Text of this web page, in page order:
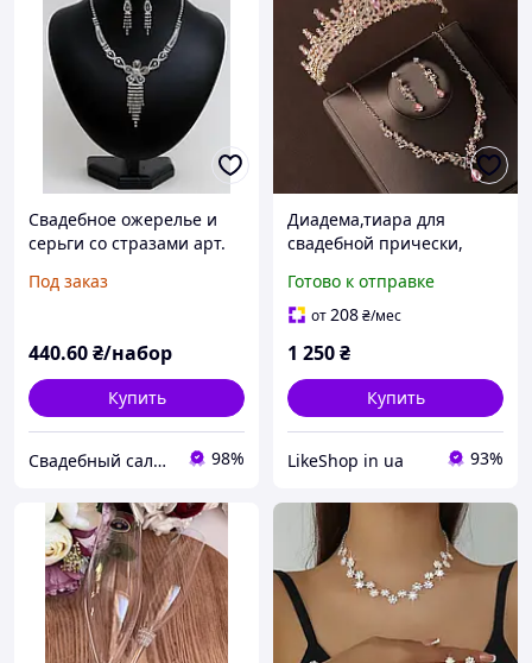
Свадебное ожерелье и
серьги со стразами арт.
Под заказ
440.60₴/набор
Купить
Свадебный салон "ПРИНЦЕССА" 98%
Диадема,тиара для
свадебной прически,
набор диадема с
ожерельем
Готово к отправке
от208₴/мес
1 250₴
Купить
LikeShоp in ua 93%